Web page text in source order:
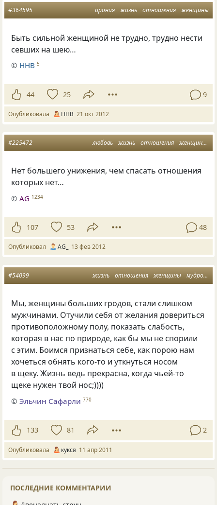
ирония жизнь отношения женщины
#364595
Быть сильной женщиной не трудно, трудно нести
севших на шею…
© ННВ 5
44 25 9
Опубликовала ННВ 21 окт 2012
любовь жизнь отношения женщины
#225472
Нет большего унижения, чем спасать отношения
которых нет…
©AG 1234
107 53 48
Опубликовал AG_ 13 фев 2012
жизнь отношения женщины мудрости
#54099
Мы, женщины больших гродов, стали слишком
мужчинами. Отучили себя от желания довериться
противоположному полу, показать слабость,
которая в нас по природе, как бы мы не спорили
с этим. Боимся признаться себе, как порою нам
хочеться обнять кого-то и уткнуться носом
в щеку. Жизнь ведь прекрасна, когда чьей-то
щеке нужен твой нос;))))
©Эльчин Сафарли 770
133 81 2
Опубликовала кукся 11 апр 2011
ПОСЛЕДНИЕ КОММЕНТАРИИ